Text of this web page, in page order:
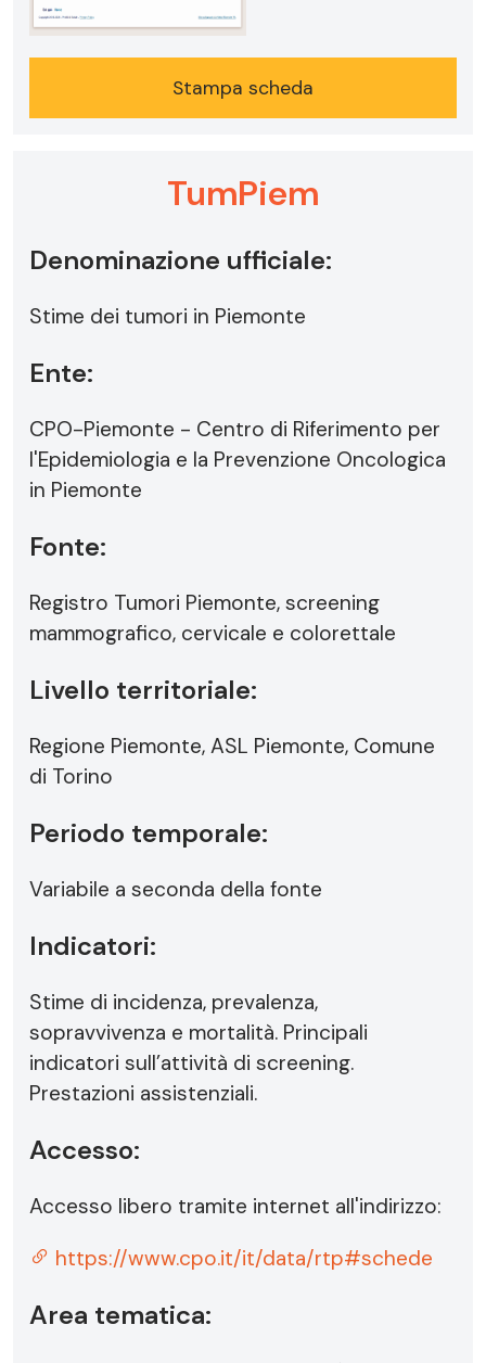
Stampa scheda
TumPiem
Denominazione ufficiale:
Stime dei tumori in Piemonte
Ente:
CPO-Piemonte - Centro di Riferimento per
l'Epidemiologia e la Prevenzione Oncologica
in Piemonte
Fonte:
Registro Tumori Piemonte, screening
mammografico, cervicale e colorettale
Livello territoriale:
Regione Piemonte, ASL Piemonte, Comune
di Torino
Periodo temporale:
Variabile a seconda della fonte
Indicatori:
Stime di incidenza, prevalenza,
sopravvivenza e mortalità. Principali
indicatori sull’attività di screening.
Prestazioni assistenziali.
Accesso:
Accesso libero tramite internet all'indirizzo:
https://www.cpo.it/it/data/rtp#schede
Area tematica: